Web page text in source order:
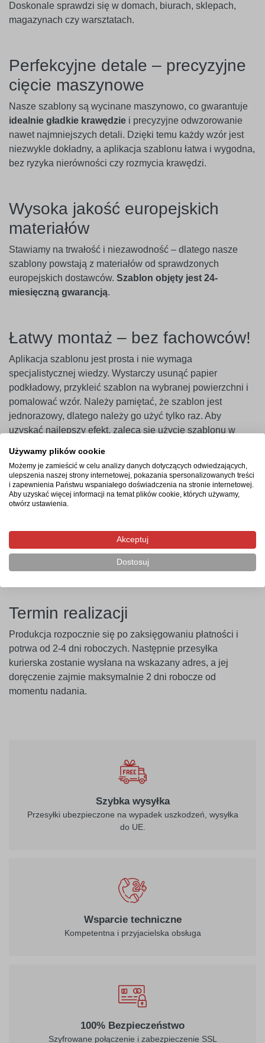
Doskonale sprawdzi się w domach, biurach, sklepach,
magazynach czy warsztatach.
Perfekcyjne detale – precyzyjne
cięcie maszynowe
Nasze szablony są wycinane maszynowo, co gwarantuje
idealnie gładkie krawędzie i precyzyjne odwzorowanie
nawet najmniejszych detali. Dzięki temu każdy wzór jest
niezwykle dokładny, a aplikacja szablonu łatwa i wygodna,
bez ryzyka nierówności czy rozmycia krawędzi.
Wysoka jakość europejskich
materiałów
Stawiamy na trwałość i niezawodność – dlatego nasze
szablony powstają z materiałów od sprawdzonych
europejskich dostawców. Szablon objęty jest 24-
miesięczną gwarancją.
Łatwy montaż – bez fachowców!
Aplikacja szablonu jest prosta i nie wymaga
specjalistycznej wiedzy. Wystarczy usunąć papier
podkładowy, przykleić szablon na wybranej powierzchni i
pomalować wzór. Należy pamiętać, że szablon jest
jednorazowy, dlatego należy go użyć tylko raz. Aby
uzyskać najlepszy efekt, zaleca się użycie szablonu w
Ważne! Szablony najlepiej przylegają do gładkich i
niepylących powierzchni. W przypadku ścian pokrytych
farbami o wysokiej zawartości lateksu (np. ceramicznymi,
ponosi odpowiedzialności za nieprawidłowe zastosowanie
produktu. Szablon należy montować minimum 14 dni po
malowaniu ścian.
Termin realizacji
Produkcja rozpocznie się po zaksięgowaniu płatności i
potrwa od 2-4 dni roboczych. Następnie przesyłka
kurierska zostanie wysłana na wskazany adres, a jej
doręczenie zajmie maksymalnie 2 dni robocze od
momentu nadania.
Szybka wysyłka
Przesyłki ubezpieczone na wypadek uszkodzeń, wysyłka
do UE.
Wsparcie techniczne
Kompetentna i przyjacielska obsługa
100% Bezpieczeństwo
Szyfrowane połączenie i zabezpieczenie SSL
Używamy plików cookie
Możemy je zamieścić w celu analizy danych dotyczących odwiedzających,
ulepszenia naszej strony internetowej, pokazania spersonalizowanych treści
i zapewnienia Państwu wspaniałego doświadczenia na stronie internetowej.
Aby uzyskać więcej informacji na temat plików cookie, których używamy,
otwórz ustawienia.
Akceptuj
Dostosuj